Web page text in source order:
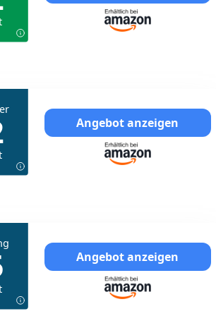
Angebot anzeigen
Angebot anzeigen